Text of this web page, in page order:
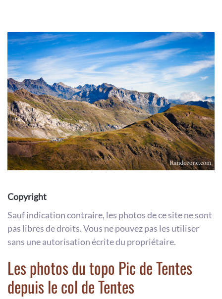
Copyright
Sauf indication contraire, les photos de ce site ne sont
pas libres de droits. Vous ne pouvez pas les utiliser
sans une autorisation écrite du propriétaire.
Les photos du topo Pic de Tentes
depuis le col de Tentes